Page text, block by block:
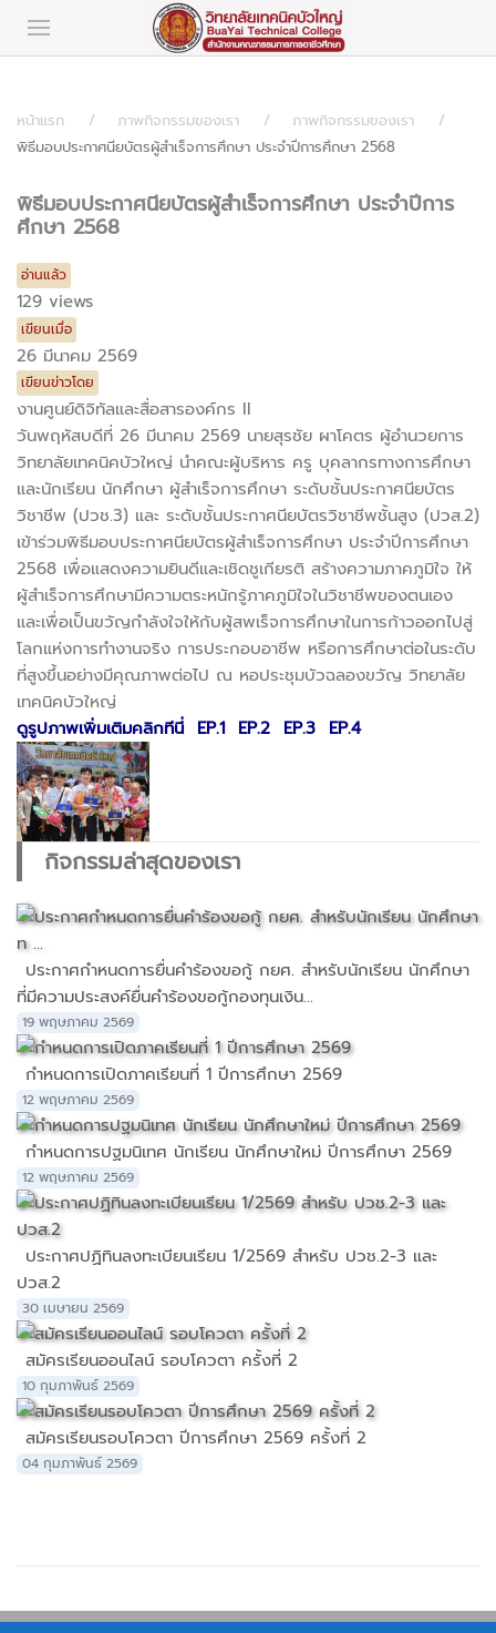
หน้าแรก ภาพกิจกรรมของเรา
ภาพกิจกรรมของเรา
พิธีมอบประกาศนียบัตรผู้สำเร็จการศึกษา ประจำปีการศึกษา 2568
พิธีมอบประกาศนียบัตรผู้สำเร็จการศึกษา ประจำปีการ
ศึกษา 2568
อ่านแล้ว
129 views
เขียนเมื่อ
26 มีนาคม 2569
เขียนข่าวโดย
งานศูนย์ดิจิทัลและสื่อสารองค์กร II
วันพฤหัสบดีที่ 26 มีนาคม 2569 นายสุรชัย ผาโคตร ผู้อำนวยการ
วิทยาลัยเทคนิคบัวใหญ่ นำคณะผู้บริหาร ครู บุคลากรทางการศึกษา
และนักเรียน นักศึกษา ผู้สำเร็จการศึกษา ระดับชั้นประกาศนียบัตร
วิชาชีพ (ปวช.3) และ ระดับชั้นประกาศนียบัตรวิชาชีพชั้นสูง (ปวส.2)
เข้าร่วมพิธีมอบประกาศนียบัตรผู้สำเร็จการศึกษา ประจำปีการศึกษา
2568 เพื่อแสดงความยินดีและเชิดชูเกียรติ สร้างความภาคภูมิใจ ให้
ผู้สำเร็จการศึกษามีความตระหนักรู้ภาคภูมิใจในวิชาชีพของตนเอง
และเพื่อเป็นขวัญกำลังใจให้กับผู้สพเร็จการศึกษาในการก้าวออกไปสู่
โลกแห่งการทำงานจริง การประกอบอาชีพ หรือการศึกษาต่อในระดับ
ที่สูงขึ้นอย่างมีคุณภาพต่อไป ณ หอประชุมบัวฉลองขวัญ วิทยาลัย
เทคนิคบัวใหญ่
ดูรูปภาพเพิ่มเติมคลิกทีนี่ EP.1 EP.2 EP.3 EP.4
กิจกรรมล่าสุดของเรา
ประกาศกำหนดการยื่นคำร้องขอกู้ กยศ. สำหรับนักเรียน นักศึกษา
ที่มีความประสงค์ยื่นคำร้องขอกู้กองทุนเงิน...
19 พฤษภาคม 2569
กำหนดการเปิดภาคเรียนที่ 1 ปีการศึกษา 2569
12 พฤษภาคม 2569
กำหนดการปฐมนิเทศ นักเรียน นักศึกษาใหม่ ปีการศึกษา 2569
12 พฤษภาคม 2569
ประกาศปฏิทินลงทะเบียนเรียน 1/2569 สำหรับ ปวช.2-3 และ
ปวส.2
30 เมษายน 2569
สมัครเรียนออนไลน์ รอบโควตา ครั้งที่ 2
10 กุมภาพันธ์ 2569
สมัครเรียนรอบโควตา ปีการศึกษา 2569 ครั้งที่ 2
04 กุมภาพันธ์ 2569